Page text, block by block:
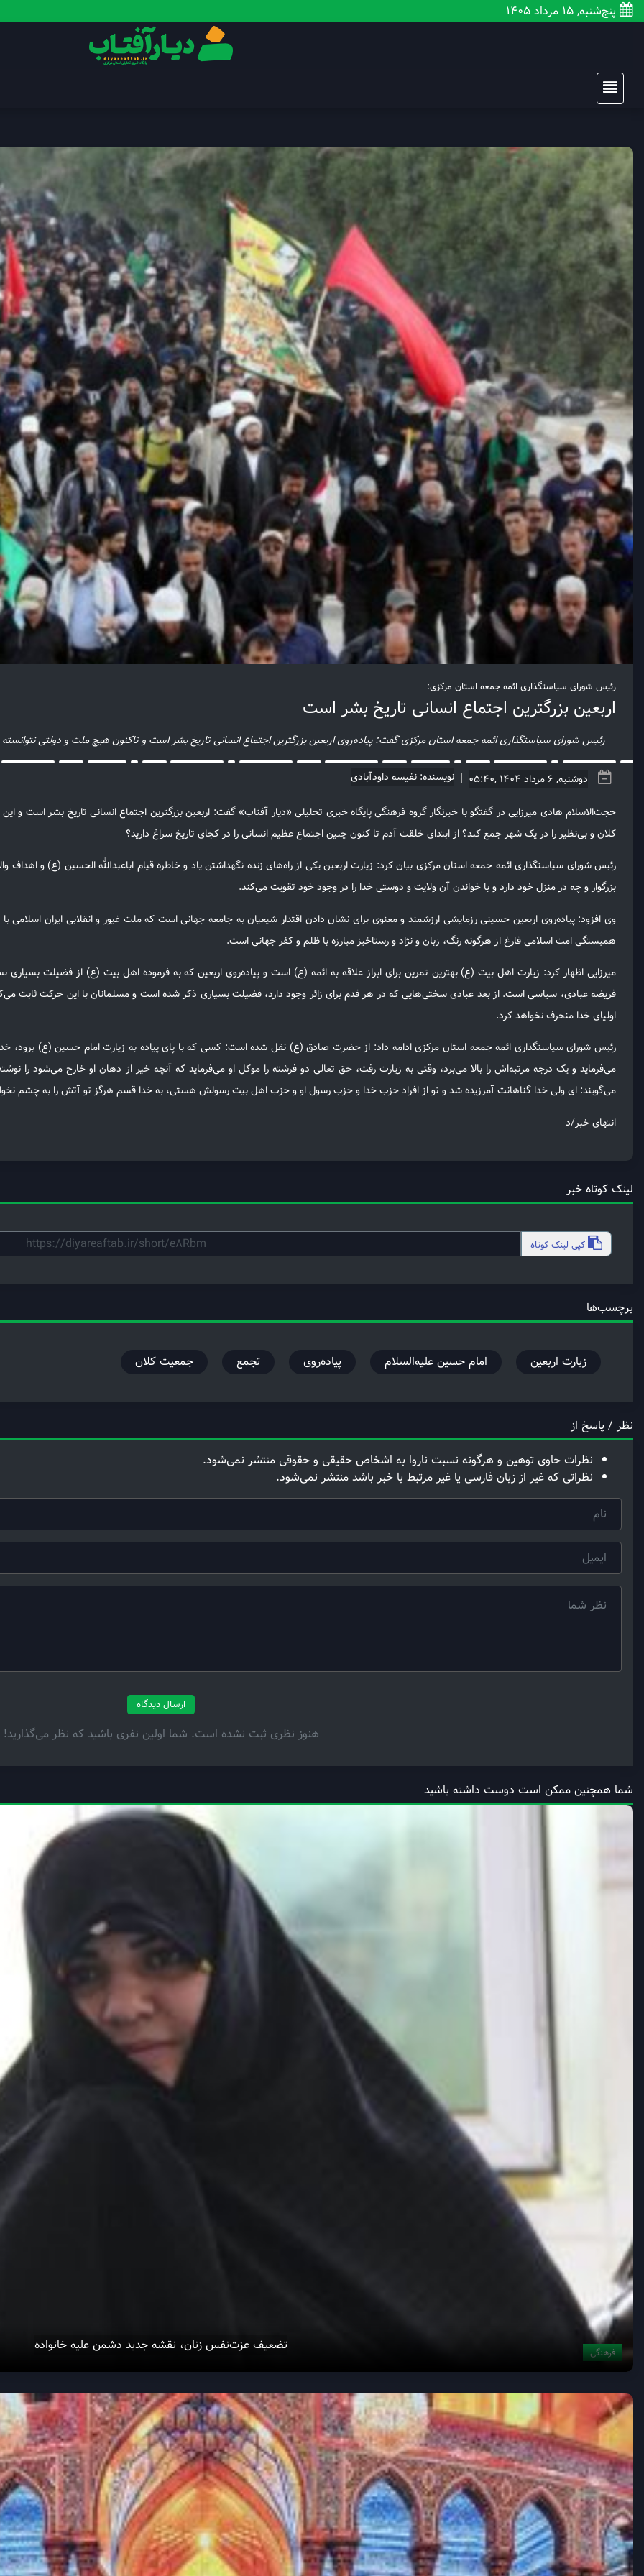
پنج‌شنبه, 15 مرداد 1405
رئیس شورای سیاستگذاری ائمه جمعه استان مرکزی:
اربعین بزرگترین اجتماع انسانی تاریخ بشر است
رئیس شورای سیاستگذاری ائمه جمعه استان مرکزی گفت: پیاده‌روی اربعین بزرگترین اجتماع انسانی تاریخ بشر است و تاکنون هیچ ملت و دولتی نتوانسته
دوشنبه, 6 مرداد 1404 ,05:40 نویسنده: نفیسه داودآبادی
حجت‌الاسلام هادی میرزایی در گفتگو با خبرنگار گروه فرهنگی پایگاه خبری تحلیلی «دیار آفتاب» گفت: اربعین بزرگترین اجتماع انسانی تاریخ بشر است
کلان و بی‌نظیر را در یک شهر جمع کند؟ از ابتدای خلقت آدم تا کنون چنین اجتماع عظیم انسانی را در کجای تاریخ سراغ دارید؟
رئیس شورای سیاستگذاری ائمه جمعه استان مرکزی بیان کرد: زیارت اربعین یکی از راه‌های زنده نگهداشتن یاد و خاطره قیام اباعبدالله الحسین (ع) و اهداف
بزرگوار و چه در منزل خود دارد و با خواندن آن ولایت و دوستی خدا را در وجود خود تقویت می‌کند.
وی افزود: پیاده‌روی اربعین حسینی رزمایشی ارزشمند و معنوی برای نشان دادن اقتدار شیعیان به جامعه جهانی است که ملت غیور و انقلابی ایران
همبستگی امت اسلامی فارغ از هرگونه رنگ، زبان و نژاد و رستاخیز مبارزه با ظلم و کفر جهانی است.
میرزایی اظهار کرد: زیارت اهل بیت (ع) بهترین تمرین برای ابراز علاقه به ائمه (ع) است و پیاده‌روی اربعین که به فرموده اهل بیت (ع) از فضیلت بسیاری
فریضه عبادی، سیاسی است. از بعد عبادی سختی‌هایی که در هر قدم برای زائر وجود دارد، فضیلت بسیاری ذکر شده است و مسلمانان با این حرکت ثابت
اولیای خدا منحرف نخواهد کرد.
رئیس شورای سیاستگذاری ائمه جمعه استان مرکزی ادامه داد: از حضرت صادق (ع) نقل شده است: کسى که با پای پیاده به زیارت امام حسین (ع) برود،
مى‏‌فرماید و یک درجه مرتبه‏‌اش را بالا مى‌برد، وقتى به زیارت رفت، حق تعالى دو فرشته را موکل او مى‏‌فرماید که آنچه خیر از دهان او خارج می‌شود را
مى‏‌گویند: اى ولى خدا گناهانت آمرزیده شد و تو از افراد حزب خدا و حزب رسول او و حزب اهل‌ بیت رسولش هستی، به خدا قسم هرگز تو آتش را به چشم
انتهای خبر/د
لینک کوتاه خبر
کپی لینک کوتاه
برچسب‌ها
زیارت اربعین امام حسین علیه‌السلام پیاده‌روی تجمع جمعیت کلان
نظر / پاسخ از
نظرات حاوی توهین و هرگونه نسبت ناروا به اشخاص حقیقی و حقوقی منتشر نمی‌شود.
نظراتی که غیر از زبان فارسی یا غیر مرتبط با خبر باشد منتشر نمی‌شود.
ارسال دیدگاه
هنوز نظری ثبت نشده است. شما اولین نفری باشید که نظر می‌گذارید!
شما همچنین ممکن است دوست داشته باشید
فرهنگی تضعیف عزت‌نفس زنان، نقشه‌ جدید دشمن علیه خانواده